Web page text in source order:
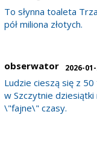
To słynna toaleta
pół miliona złotych.
obserwator 2026-
Ludzie cieszą się z
w Szczytnie
\"fajne\" czasy.